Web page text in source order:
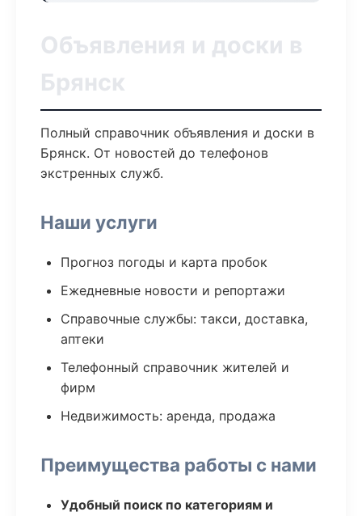
Объявления и доски в
Брянск
Полный справочник объявления и доски в
Брянск. От новостей до телефонов
экстренных служб.
Наши услуги
Прогноз погоды и карта пробок
Ежедневные новости и репортажи
Справочные службы: такси, доставка,
аптеки
Телефонный справочник жителей и
фирм
Недвижимость: аренда, продажа
Преимущества работы с нами
Удобный поиск по категориям и